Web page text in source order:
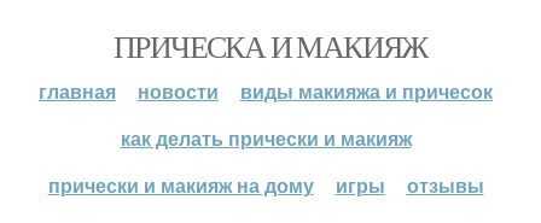
ПРИЧЕСКА И МАКИЯЖ
главная новости
виды макияжа и причесок
как делать прически и макияж
прически и макияж на дому
игры отзывы